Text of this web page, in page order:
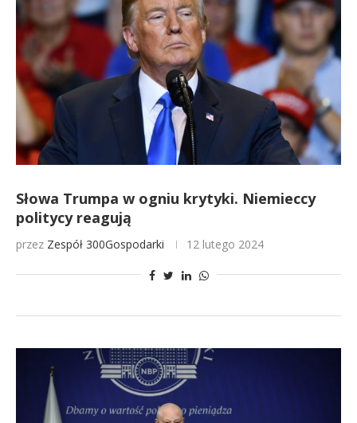
Słowa Trumpa w ogniu krytyki. Niemieccy
politycy reagują
przez Zespół 300Gospodarki 12 lutego 2024